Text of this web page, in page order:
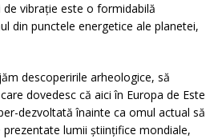
vibrație este o formidabilă
din punctele energetice ale planetei,
descoperirile arheologice, să
dovedesc că aici în Europa de Este
dezvoltată înainte ca omul actual să
prezentate lumii științifice mondiale,